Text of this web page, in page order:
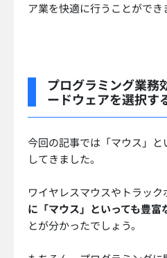
ア業を快適に行うことができ
プログラミング業務
ードウェアを選択す
今回の記事では「マウス」
してきました。
ワイヤレスマウスやトラック
に「マウス」といっても豊富
とが分かったでしょう。